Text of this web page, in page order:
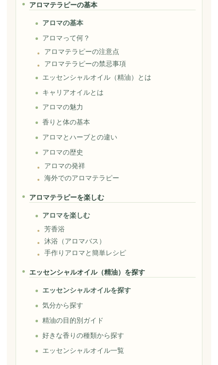
アロマテラピーの基本
アロマの基本
アロマって何？
アロマテラピーの注意点
アロマテラピーの禁忌事項
エッセンシャルオイル（精油）とは
キャリアオイルとは
アロマの魅力
香りと体の基本
アロマとハーブとの違い
アロマの歴史
アロマの発祥
海外でのアロマテラピー
アロマテラピーを楽しむ
アロマを楽しむ
芳香浴
沐浴（アロマバス）
手作りアロマと簡単レシピ
エッセンシャルオイル（精油）を探す
エッセンシャルオイルを探す
気分から探す
精油の目的別ガイド
好きな香りの種類から探す
エッセンシャルオイル一覧